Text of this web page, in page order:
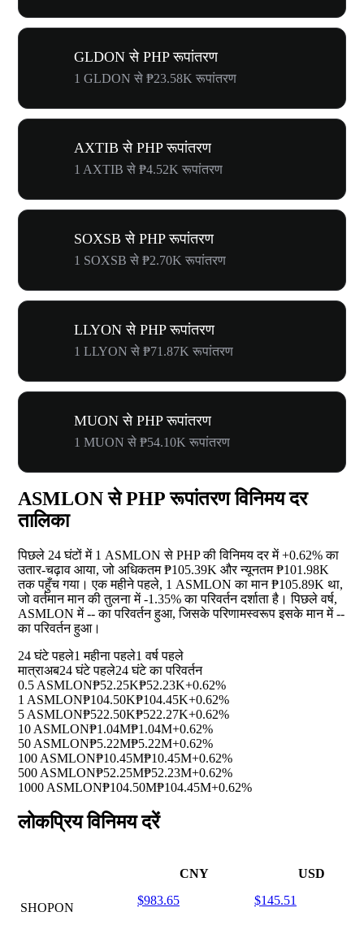
GLDON से PHP रूपांतरण
1 GLDON से ₱23.58K रूपांतरण
AXTIB से PHP रूपांतरण
1 AXTIB से ₱4.52K रूपांतरण
SOXSB से PHP रूपांतरण
1 SOXSB से ₱2.70K रूपांतरण
LLYON से PHP रूपांतरण
1 LLYON से ₱71.87K रूपांतरण
MUON से PHP रूपांतरण
1 MUON से ₱54.10K रूपांतरण
ASMLON से PHP रूपांतरण विनिमय दर
तालिका
पिछले 24 घंटों में 1 ASMLON से PHP की विनिमय दर में+0.62%का
उतार-चढ़ाव आया, जो अधिकतम ₱105.39K और न्यूनतम ₱101.98K
तक पहुँच गया। एक महीने पहले, 1 ASMLON का मान ₱105.89K था,
जो वर्तमान मान की तुलना में-1.35%का परिवर्तन दर्शाता है। पिछले वर्ष,
ASMLON में--का परिवर्तन हुआ, जिसके परिणामस्वरूप इसके मान में--
का परिवर्तन हुआ।
24 घंटे पहले1 महीना पहले1 वर्ष पहले
मात्राअब24 घंटे पहले24 घंटे का परिवर्तन
0.5 ASMLON₱52.25K₱52.23K+0.62%
1 ASMLON₱104.50K₱104.45K+0.62%
5 ASMLON₱522.50K₱522.27K+0.62%
10 ASMLON₱1.04M₱1.04M+0.62%
50 ASMLON₱5.22M₱5.22M+0.62%
100 ASMLON₱10.45M₱10.45M+0.62%
500 ASMLON₱52.25M₱52.23M+0.62%
1000 ASMLON₱104.50M₱104.45M+0.62%
लोकप्रिय विनिमय दरें
CNY USD
SHOPON
$983.65 $145.51